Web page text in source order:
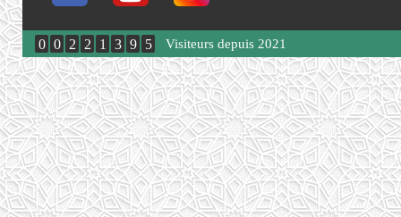
0 0 2 2 1 3 9 5 Visiteurs depuis 2021